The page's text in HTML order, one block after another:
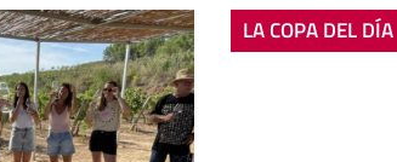
LA COPA DEL DÍA